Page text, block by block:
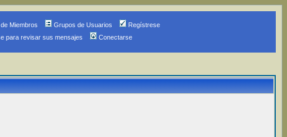
Miembros Grupos de Usuarios
Regístrese
para revisar sus mensajes Conectarse